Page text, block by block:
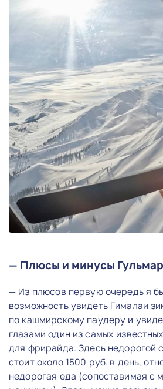
— Плюсы и минусы
— Из плюсов первую очередь я
возможность увидеть Гималаи
по кашмирскому паудеру и
глазами один из самых
для фрирайда. Здесь недорогой
стоит около 1500 руб. в день,
недорогая еда (сопоставимая с